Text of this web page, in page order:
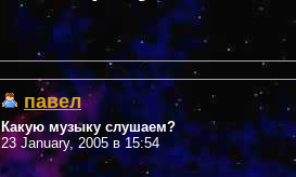
павел
Какую музыку слушаем?
23 January, 2005 в 15:54